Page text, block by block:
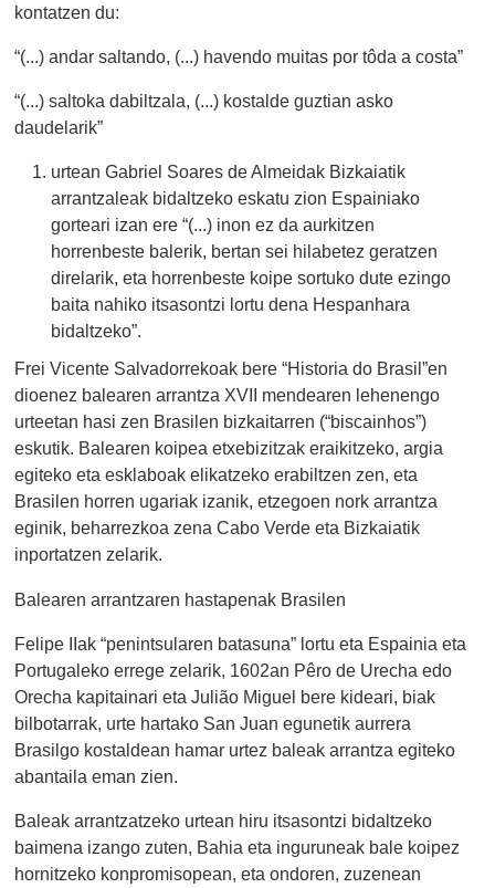
kontatzen du:
“(...) andar saltando, (...) havendo muitas por tôda a costa”
“(...) saltoka dabiltzala, (...) kostalde guztian asko
daudelarik”
urtean Gabriel Soares de Almeidak Bizkaiatik
arrantzaleak bidaltzeko eskatu zion Espainiako
gorteari izan ere “(...) inon ez da aurkitzen
horrenbeste balerik, bertan sei hilabetez geratzen
direlarik, eta horrenbeste koipe sortuko dute ezingo
baita nahiko itsasontzi lortu dena Hespanhara
bidaltzeko”.
Frei Vicente Salvadorrekoak bere “Historia do Brasil”en
dioenez balearen arrantza XVII mendearen lehenengo
urteetan hasi zen Brasilen bizkaitarren (“biscainhos”)
eskutik. Balearen koipea etxebizitzak eraikitzeko, argia
egiteko eta esklaboak elikatzeko erabiltzen zen, eta
Brasilen horren ugariak izanik, etzegoen nork arrantza
eginik, beharrezkoa zena Cabo Verde eta Bizkaiatik
inportatzen zelarik.
Balearen arrantzaren hastapenak Brasilen
Felipe IIak “penintsularen batasuna” lortu eta Espainia eta
Portugaleko errege zelarik, 1602an Pêro de Urecha edo
Orecha kapitainari eta Julião Miguel bere kideari, biak
bilbotarrak, urte hartako San Juan egunetik aurrera
Brasilgo kostaldean hamar urtez baleak arrantza egiteko
abantaila eman zien.
Baleak arrantzatzeko urtean hiru itsasontzi bidaltzeko
baimena izango zuten, Bahia eta inguruneak bale koipez
hornitzeko konpromisopean, eta ondoren, zuzenean